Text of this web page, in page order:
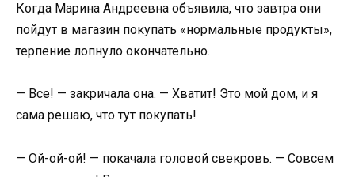
Когда Марина Андреевна объявила, что завтра они
пойдут в магазин покупать «нормальные продукты»,
терпение лопнуло окончательно.
— Все! — закричала она. — Хватит! Это мой дом, и я
сама решаю, что тут покупать!
— Ой-ой-ой! — покачала головой свекровь. — Совсем